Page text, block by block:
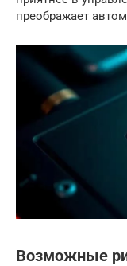
преображает
Возможные